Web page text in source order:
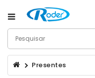
Category
De
Café
Presentes